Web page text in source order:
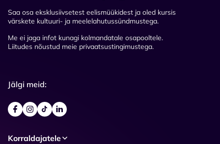
Saa osa eksklusiivsetest eelismüükidest ja oled kursis
värskete kultuuri- ja meelelahutussündmustega.
Me ei jaga infot kunagi kolmandatale osapooltele.
Liitudes nõustud meie privaatsustingimustega.
Jälgi meid:
Korraldajatele